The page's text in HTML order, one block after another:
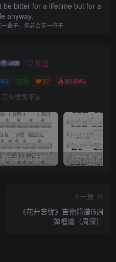
be bitter for a lifetime but for a
anyway.
辈子，但总会苦一阵子
关注
0 37 80.8W+
有微笑不累
《父亲的草原母亲的河》吉他简谱C调弹唱谱（腾格尔）
下一篇
《花开忘忧》吉他简谱G调
弹唱谱（周深）